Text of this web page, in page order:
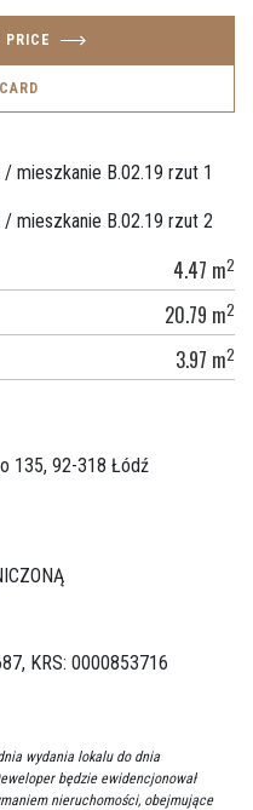
4.47 m2
20.79 m2
3.97 m2
135, 92-318 Łódź
KRS: 0000853716
wydania lokalu do dnia
będzie ewidencjonował
nieruchomości, obejmujące